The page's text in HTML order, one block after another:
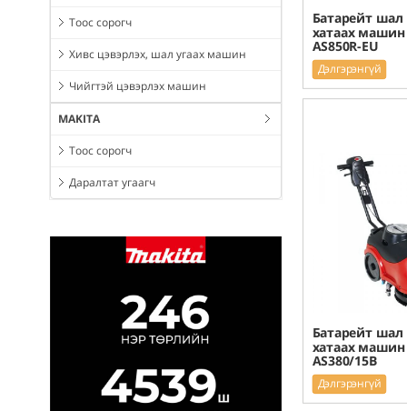
Тоос сорогч
Хивс цэвэрлэх, шал угаах машин
Чийгтэй цэвэрлэх машин
MAKITA
Тоос сорогч
Даралтат угаагч
Батарейт шал
хатаах
AS850R-EU
Дэлгэрэнгүй
Батарейт шал
хатаах
AS380/15B
Дэлгэрэнгүй